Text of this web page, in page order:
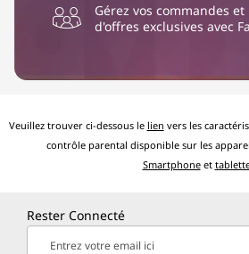
Gérez vos commandes
d'offres exclusives avec
Veuillez trouver ci-dessous le lien vers les
contrôle parental disponible sur les
Smartphoneet
Rester Connecté
Entrez votre email ici